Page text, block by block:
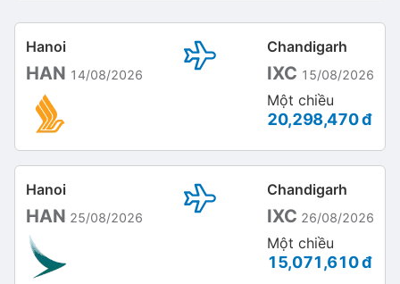
Hanoi
HAN 14/08/2026
Chandigarh
IXC 15/08/2026
Một chiều
20,298,470 đ
Hanoi
HAN 25/08/2026
Chandigarh
IXC 26/08/2026
Một chiều
15,071,610 đ